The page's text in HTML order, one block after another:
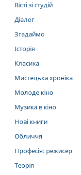
Вісті зі студій
Діалог
Згадаймо
Історія
Класика
Мистецька хроніка
Молоде кіно
Музика в кіно
Нові книги
Обличчя
Професія: режисер
Теорія